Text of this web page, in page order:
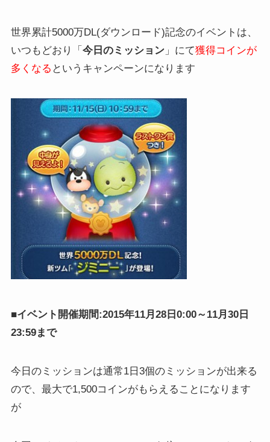
世界累計5000万DL(ダウンロード)記念のイベントは、
いつもどおり「 今日のミッション」にて獲得コインが
多くなる というキャンペーンになります
■イベント開催期間:2015年11月28日0:00～11月30日
23:59まで
今日のミッションは通常1日3個のミッションが出来る
ので、最大で1,500コインがもらえることになります
が